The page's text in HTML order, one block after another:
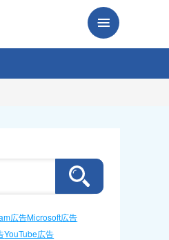
広告Microsoft広告
YouTube広告